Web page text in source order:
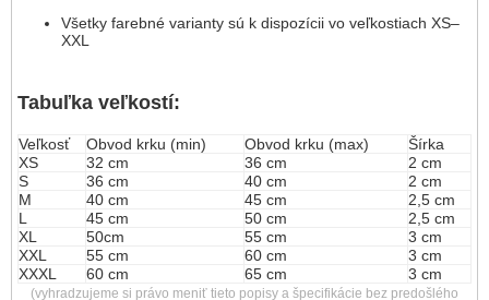
Všetky farebné varianty sú k dispozícii vo veľkostiach XS–
XXL
Tabuľka veľkostí:
Veľkosť Obvod krku (min) Obvod krku (max)
Šírka
XS
32 cm 36 cm
2 cm
S
36 cm 40 cm
2 cm
M
40 cm 45 cm
2,5 cm
L
45 cm 50 cm
2,5 cm
XL
50cm 55 cm
3 cm
XXL
55 cm 60 cm
3 cm
XXXL
60 cm 65 cm 3 cm
(vyhradzujeme si právo meniť tieto popisy a špecifikácie bez predošlého